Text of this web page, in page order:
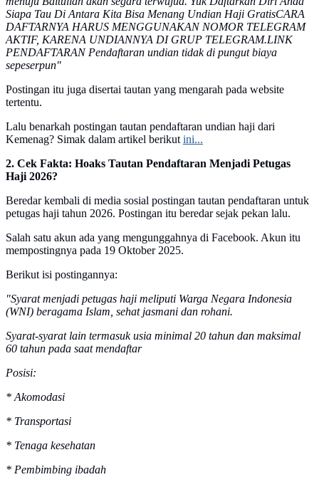
Siapa Tau Di Antara Kita Bisa Menang Undian Haji GratisCARA
DAFTARNYA HARUS MENGGUNAKAN NOMOR TELEGRAM
AKTIF, KARENA UNDIANNYA DI GRUP TELEGRAM.LINK
PENDAFTARAN Pendaftaran undian tidak di pungut biaya
sepeserpun"
Postingan itu juga disertai tautan yang mengarah pada website
tertentu.
Lalu benarkah postingan tautan pendaftaran undian haji dari
Kemenag? Simak dalam artikel berikutini...
2. Cek Fakta: Hoaks Tautan Pendaftaran Menjadi Petugas
Haji 2026?
Beredar kembali di media sosial postingan tautan pendaftaran untuk
petugas haji tahun 2026. Postingan itu beredar sejak pekan lalu.
Salah satu akun ada yang mengunggahnya di Facebook. Akun itu
mempostingnya pada 19 Oktober 2025.
Berikut isi postingannya:
"Syarat menjadi petugas haji meliputi Warga Negara Indonesia
(WNI) beragama Islam, sehat jasmani dan rohani.
Syarat-syarat lain termasuk usia minimal 20 tahun dan maksimal
60 tahun pada saat mendaftar
Posisi:
* Akomodasi
* Transportasi
* Tenaga kesehatan
* Pembimbing ibadah